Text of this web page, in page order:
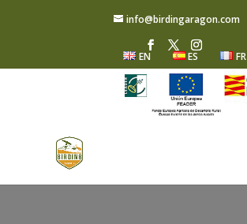
info@birdingaragon.com
EN ES FR